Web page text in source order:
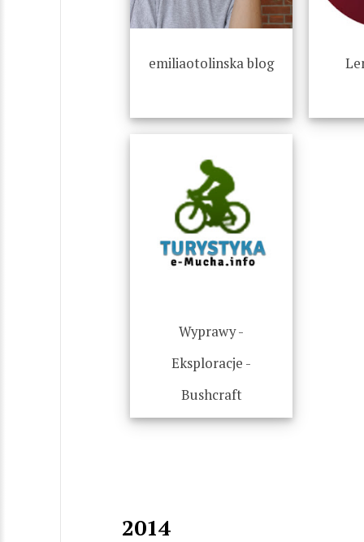
emiliaotolinska blog
Wyprawy -
Eksploracje -
Bushcraft
2014